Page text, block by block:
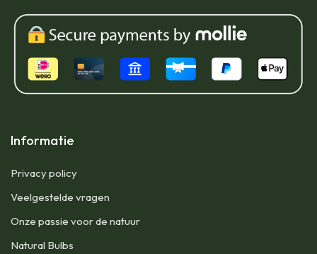
Informatie
Privacy policy
Veelgestelde vragen
Onze passie voor de natuur
Natural Bulbs